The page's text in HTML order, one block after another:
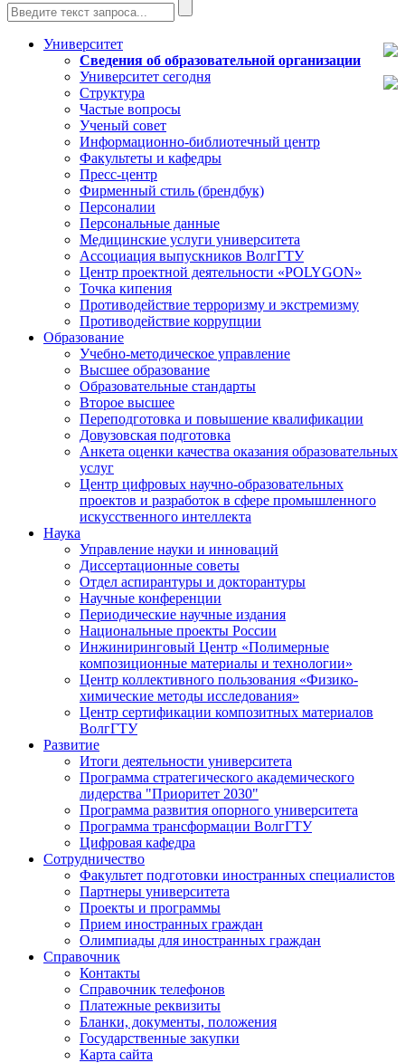
Университет
Сведения об образовательной организации
Университет сегодня
Структура
Частые вопросы
Ученый совет
Информационно-библиотечный центр
Факультеты и кафедры
Пресс-центр
Фирменный стиль (брендбук)
Персоналии
Персональные данные
Медицинские услуги университета
Ассоциация выпускников ВолгГТУ
Центр проектной деятельности «POLYGON»
Точка кипения
Противодействие терроризму и экстремизму
Противодействие коррупции
Образование
Учебно-методическое управление
Высшее образование
Образовательные стандарты
Второе высшее
Переподготовка и повышение квалификации
Довузовская подготовка
Анкета оценки качества оказания образовательных
услуг
Центр цифровых научно-образовательных
проектов и разработок в сфере промышленного
искусственного интеллекта
Наука
Управление науки и инноваций
Диссертационные советы
Отдел аспирантуры и докторантуры
Научные конференции
Периодические научные издания
Национальные проекты России
Инжиниринговый Центр «Полимерные
композиционные материалы и технологии»
Центр коллективного пользования «Физико-
химические методы исследования»
Центр сертификации композитных материалов
ВолгГТУ
Развитие
Итоги деятельности университета
Программа стратегического академического
лидерства "Приоритет 2030"
Программа развития опорного университета
Программа трансформации ВолгГТУ
Цифровая кафедра
Сотрудничество
Факультет подготовки иностранных специалистов
Партнеры университета
Проекты и программы
Прием иностранных граждан
Олимпиады для иностранных граждан
Справочник
Контакты
Справочник телефонов
Платежные реквизиты
Бланки, документы, положения
Государственные закупки
Карта сайта